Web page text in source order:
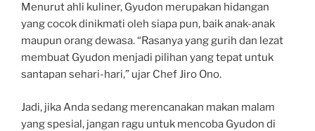
Menurut ahli kuliner, Gyudon merupakan hidangan
yang cocok dinikmati oleh siapa pun, baik anak-anak
maupun orang dewasa. “Rasanya yang gurih dan lezat
membuat Gyudon menjadi pilihan yang tepat untuk
santapan sehari-hari,” ujar Chef Jiro Ono.
Jadi, jika Anda sedang merencanakan makan malam
yang spesial, jangan ragu untuk mencoba Gyudon di